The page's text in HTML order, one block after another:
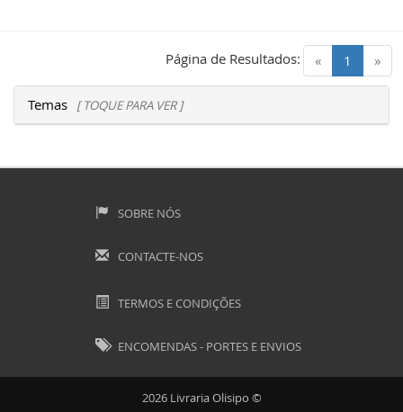
« 1 (current)
»
Página de Resultados:
Temas [ TOQUE PARA VER ]
SOBRE NÓS
CONTACTE-NOS
TERMOS E CONDIÇÕES
ENCOMENDAS - PORTES E ENVIOS
2026 Livraria Olisipo ©